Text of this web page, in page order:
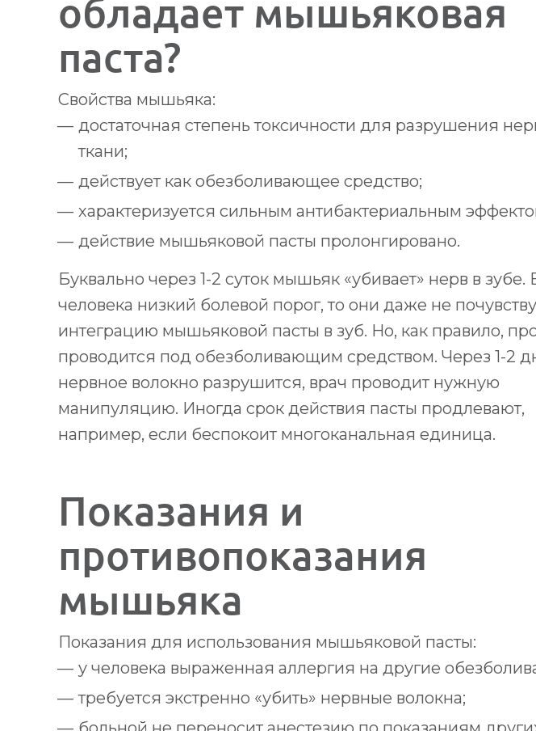
обладает мышьяковая
паста?
Свойства мышьяка:
достаточная степень токсичности для разрушения
ткани;
действует как обезболивающее средство;
характеризуется сильным антибактериальным
действие мышьяковой пасты пролонгировано.
Буквально через 1-2 суток мышьяк «убивает» нерв в зубе.
человека низкий болевой порог, то они даже не
интеграцию мышьяковой пасты в зуб. Но, как правило,
проводится под обезболивающим средством. Через 1-2
нервное волокно разрушится, врач проводит нужную
манипуляцию. Иногда срок действия пасты продлевают,
например, если беспокоит многоканальная единица.
Показания и
противопоказания
мышьяка
Показания для использования мышьяковой пасты:
у человека выраженная аллергия на другие
требуется экстренно «убить» нервные волокна;